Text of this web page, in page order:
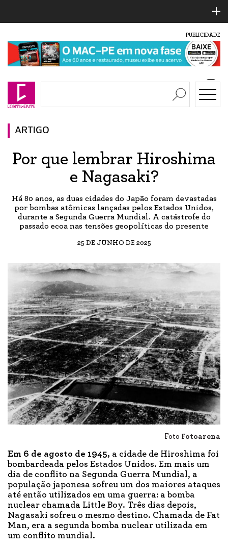
PUBLICIDADE
ARTIGO
Por que lembrar Hiroshima
e Nagasaki?
Há 80 anos, as duas cidades do Japão foram devastadas
por bombas atômicas lançadas pelos Estados Unidos,
durante a Segunda Guerra Mundial. A catástrofe do
passado ecoa nas tensões geopolíticas do presente
25 DE JUNHO DE 2025
Foto Fotoarena
Em 6 de agosto de 1945, a cidade de Hiroshima foi
bombardeada pelos Estados Unidos. Em mais um
dia de conflito na Segunda Guerra Mundial, a
população japonesa sofreu um dos maiores ataques
até então utilizados em uma guerra: a bomba
nuclear chamada Little Boy. Três dias depois,
Nagasaki sofreu o mesmo destino. Chamada de Fat
Man, era a segunda bomba nuclear utilizada em
um conflito mundial.